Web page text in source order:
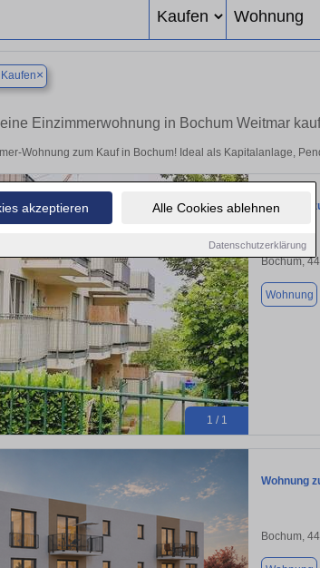
akzeptieren Alle Cookies ablehnen
Datenschutzerklärung
×
Einzimmerwohnung in Bochum Weitmar
Wohnung zum Kauf in Bochum! Ideal als Kapitalanlage,
1 / 1
Wohnung
Bochum,
Wohnung
Wohnung
Bochum,